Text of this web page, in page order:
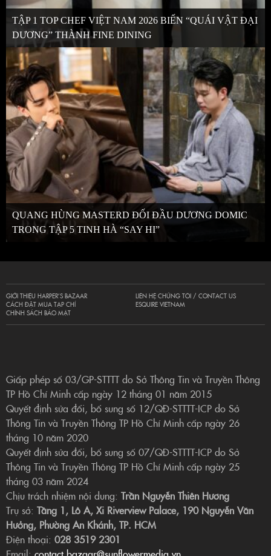
TẬP 1 TOP CHEF VIỆT NAM 2026 BIẾN “QUÁI VẬT ĐẠI
DƯƠNG” THÀNH FINE DINING
QUANG HÙNG MASTERD ĐỐI ĐẦU DƯƠNG DOMIC
TRONG TẬP 5 TINH HÀ “SAY HI”
GIỚI THIỆU HARPER’S BAZAAR
CÁCH ĐẶT MUA TẠP CHÍ
CHÍNH SÁCH BẢO MẬT
LIÊN HỆ CHÚNG TÔI / CONTACT US
ESQUIRE VIETNAM
Giấp phép số 03/GP-STTTT do Sở Thông Tin và Truyền Thông
TP Hồ Chí Minh cấp ngày 12 tháng 01 năm 2015
Quyết định sửa đổi, bổ sung số 12/QĐ-STTTT-ICP do Sở
Thông Tin và Truyền Thông TP Hồ Chí Minh cấp ngày 26
tháng 10 năm 2020
Quyết định sửa đổi, bổ sung số 07/QĐ-STTTT-ICP do Sở
Thông Tin và Truyền Thông TP Hồ Chí Minh cấp ngày 25
tháng 03 năm 2024
Chịu trách nhiệm nội dung: Trần Nguyễn Thiên Hương
Trụ sở: Tầng 1, Lô A, Xi Riverview Palace, 190 Nguyễn Văn
Hưởng, Phường An Khánh, TP. HCM
Điện thoại: 028 3519 2301